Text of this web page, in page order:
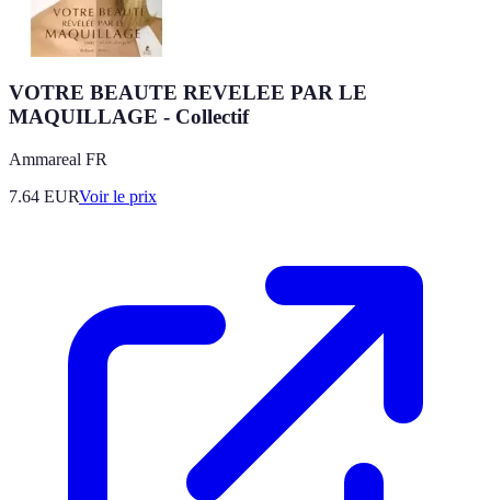
VOTRE BEAUTE REVELEE PAR LE
MAQUILLAGE - Collectif
Ammareal FR
7.64 EURVoir le prix